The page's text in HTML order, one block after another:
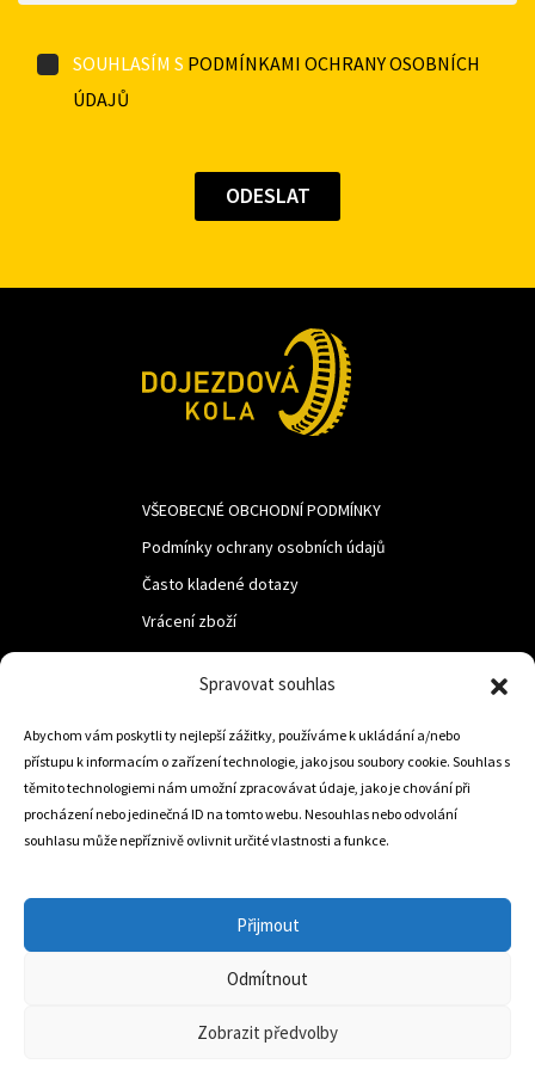
Spravovat souhlas
Abychom vám poskytli ty nejlepší zážitky, používáme k ukládání a/nebo
přístupu k informacím o zařízení technologie, jako jsou soubory cookie. Souhlas s
těmito technologiemi nám umožní zpracovávat údaje, jako je chování při
procházení nebo jedinečná ID na tomto webu. Nesouhlas nebo odvolání
souhlasu může nepříznivě ovlivnit určité vlastnosti a funkce.
Přijmout
Odmítnout
Zobrazit předvolby
SOUHLASÍM S PODMÍNKAMI OCHRANY OSOBNÍCH
ÚDAJŮ
VŠEOBECNÉ OBCHODNÍ PODMÍNKY
Podmínky ochrany osobních údajů
Často kladené dotazy
Vrácení zboží
LUF s.r.o.
Nám. M.R.Štefanika 518,
Trstená 02801
info@dojezdovakola.com